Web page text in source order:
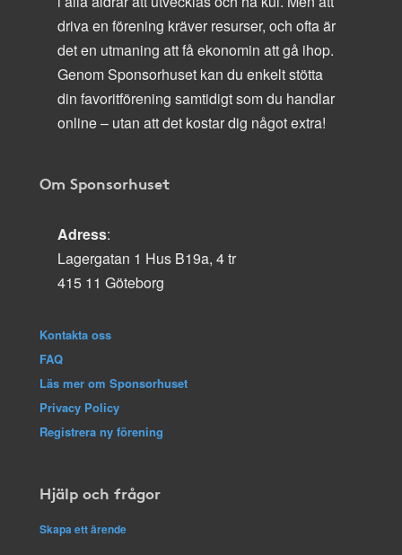
driva en förening kräver resurser, och ofta är
det en utmaning att få ekonomin att gå ihop.
Genom Sponsorhuset kan du enkelt stötta
din favoritförening samtidigt som du handlar
online – utan att det kostar dig något extra!
Om Sponsorhuset
Adress:
Lagergatan 1 Hus B19a, 4 tr
415 11 Göteborg
Kontakta oss
FAQ
Läs mer om Sponsorhuset
Privacy Policy
Registrera ny förening
Hjälp och frågor
Skapa ett ärende